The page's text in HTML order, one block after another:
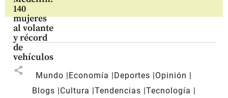
140
mujeres
al volante
y récord
de
vehículos
share Mundo Economía Deportes
Opinión
Blogs
Cultura Tendencias Tecnología